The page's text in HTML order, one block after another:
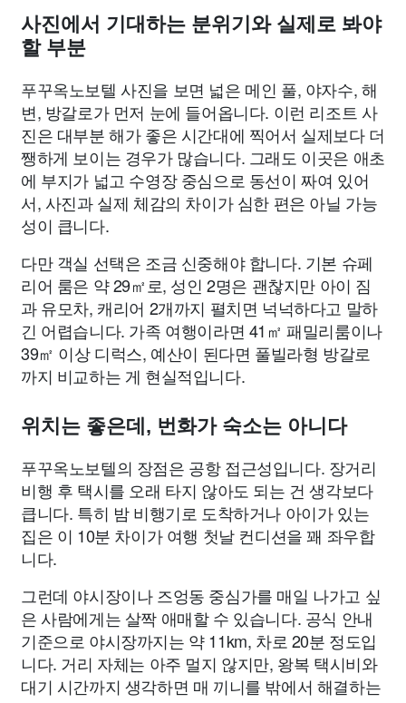
사진에서 기대하는 분위기와 실제로 봐야
할 부분
푸꾸옥노보텔 사진을 보면 넓은 메인 풀, 야자수, 해
변, 방갈로가 먼저 눈에 들어옵니다. 이런 리조트 사
진은 대부분 해가 좋은 시간대에 찍어서 실제보다 더
쨍하게 보이는 경우가 많습니다. 그래도 이곳은 애초
에 부지가 넓고 수영장 중심으로 동선이 짜여 있어
서, 사진과 실제 체감의 차이가 심한 편은 아닐 가능
성이 큽니다.
다만 객실 선택은 조금 신중해야 합니다. 기본 슈페
리어 룸은 약 29㎡로, 성인 2명은 괜찮지만 아이 짐
과 유모차, 캐리어 2개까지 펼치면 넉넉하다고 말하
긴 어렵습니다. 가족 여행이라면 41㎡ 패밀리룸이나
39㎡ 이상 디럭스, 예산이 된다면 풀빌라형 방갈로
까지 비교하는 게 현실적입니다.
위치는 좋은데, 번화가 숙소는 아니다
푸꾸옥노보텔의 장점은 공항 접근성입니다. 장거리
비행 후 택시를 오래 타지 않아도 되는 건 생각보다
큽니다. 특히 밤 비행기로 도착하거나 아이가 있는
집은 이 10분 차이가 여행 첫날 컨디션을 꽤 좌우합
니다.
그런데 야시장이나 즈엉동 중심가를 매일 나가고 싶
은 사람에게는 살짝 애매할 수 있습니다. 공식 안내
기준으로 야시장까지는 약 11km, 차로 20분 정도입
니다. 거리 자체는 아주 멀지 않지만, 왕복 택시비와
대기 시간까지 생각하면 매 끼니를 밖에서 해결하는